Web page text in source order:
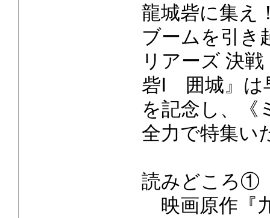
龍城砦に集え
ブームを引き
リアーズ 決
砦Ⅰ 囲城』は
を記念し、《
全力で特集い
読みどころ①
映画原作『